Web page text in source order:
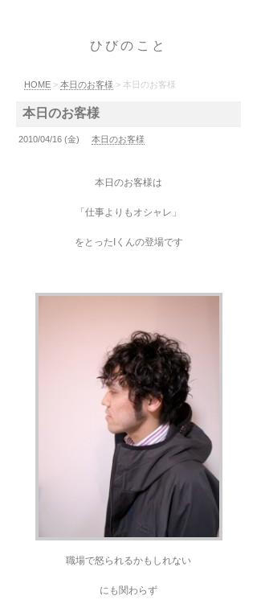
ひびのこと
HOME > 本日のお客様 > 本日のお客様
本日のお客様
2010/04/16 (金) 本日のお客様
本日のお客様は
「仕事よりもオシャレ」
をとったIくんの登場です
職場で怒られるかもしれない
にも関わらず